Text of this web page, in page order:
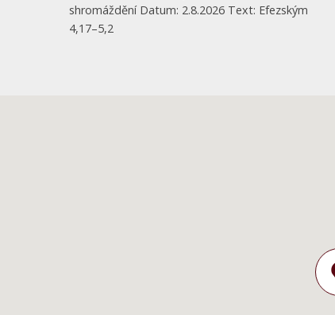
shromáždění Datum: 2.8.2026 Text: Efezským
4,17–5,2